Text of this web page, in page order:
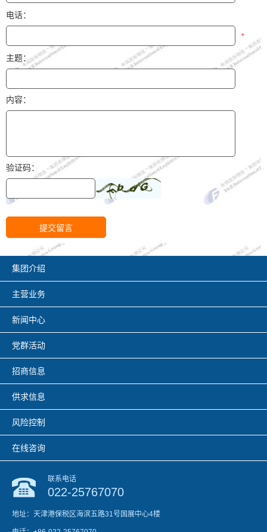
电话：
*
主题：
内容：
验证码：
集团介绍
主营业务
新闻中心
党群活动
招商信息
供求信息
风险控制
在线咨询
联系电话
022-25767070
地址：天津港保税区海滨五路31号国展中心4楼